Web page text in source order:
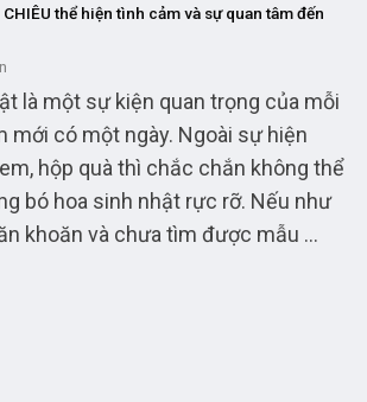
thể hiện tình cảm và sự quan tâm đến
là một sự kiện quan trọng của mỗi
mới có một ngày. Ngoài sự hiện
hộp quà thì chắc chắn không thể
bó hoa sinh nhật rực rỡ. Nếu như
khoăn và chưa tìm được mẫu ...